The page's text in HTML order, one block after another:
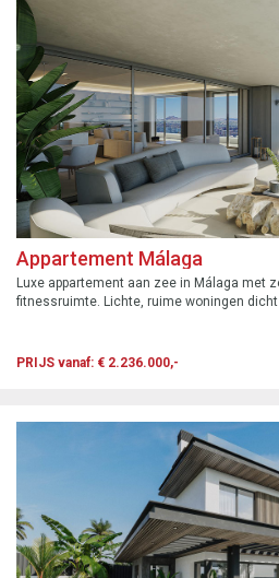
Appartement Málaga
Luxe appartement aan zee in Málaga met
fitnessruimte. Lichte, ruime woningen
PRIJS vanaf: € 2.236.000,-